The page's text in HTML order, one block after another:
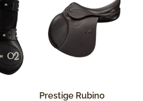
Prestige Rubino